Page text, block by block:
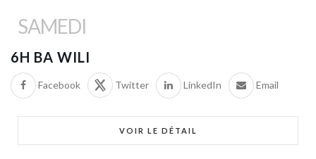
SAMEDI
6H BA WILI
Facebook Twitter LinkedIn Email
VOIR LE DÉTAIL